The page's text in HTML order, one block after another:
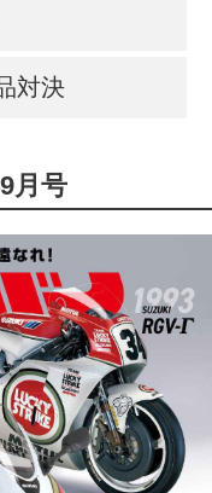
対決
月号